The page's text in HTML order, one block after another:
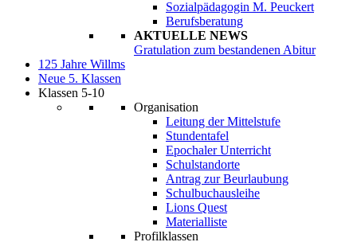
Sozialpädagogin M. Peuckert
Berufsberatung
AKTUELLE NEWS
Gratulation zum bestandenen Abitur
125 Jahre Willms
Neue 5. Klassen
Klassen 5-10
Organisation
Leitung der Mittelstufe
Stundentafel
Epochaler Unterricht
Schulstandorte
Antrag zur Beurlaubung
Schulbuchausleihe
Lions Quest
Materialliste
Profilklassen